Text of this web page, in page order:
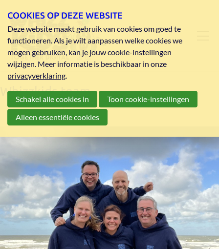
Blog FAQ
Whizzkids team
COOKIES OP DEZE WEBSITE
Deze website maakt gebruik van cookies om goed te
functioneren. Als je wilt aanpassen welke cookies we
mogen gebruiken, kan je jouw cookie-instellingen
wijzigen. Meer informatie is beschikbaar in onze
privacyverklaring.
Schakel alle cookies in
Toon cookie-instellingen
Alleen essentiële cookies